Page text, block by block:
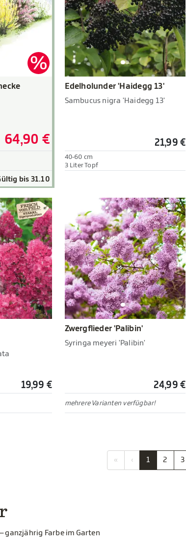
64,90 €
bis 31.10
Edelholunder 'Haidegg 13'
Sambucus nigra 'Haidegg 13'
21,99 €
40-60 cm
3 Liter Topf
19,99 €
Zwergflieder 'Palibin'
Syringa meyeri 'Palibin'
24,99 €
mehrere Varianten verfügbar!
« ‹ 1 2 3
ganzjährig Farbe im Garten